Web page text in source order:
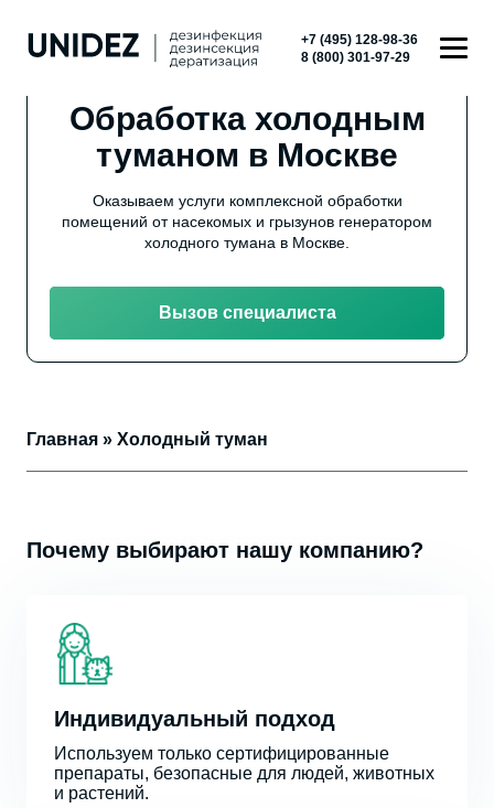
+7 (495) 128-98-36
8 (800) 301-97-29
Обработка холодным
туманом в Москве
Оказываем услуги комплексной обработки
помещений от насекомых и грызунов генератором
холодного тумана в Москве.
Вызов специалиста
Главная » Холодный туман
Почему выбирают нашу компанию?
Индивидуальный подход
Используем только сертифицированные
препараты, безопасные для людей, животных
и растений.